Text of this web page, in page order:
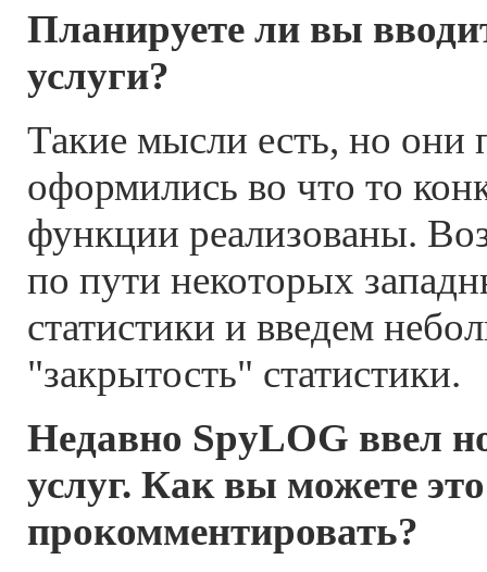
Планируете ли вы
услуги?
Такие мысли есть, но они
оформились во что то
функции реализованы.
по пути некоторых
статистики и введем
"закрытость" статистики.
Недавно SpyLOG ввел
услуг. Как вы можете это
прокомментировать?